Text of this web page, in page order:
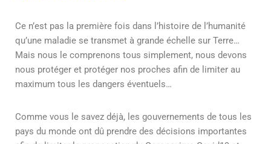
Ce n’est pas la première fois dans l’histoire de l’humanité
qu’une maladie se transmet à grande échelle sur Terre…
Mais nous le comprenons tous simplement, nous devons
nous protéger et protéger nos proches afin de limiter au
maximum tous les dangers éventuels…
Comme vous le savez déjà, les gouvernements de tous les
pays du monde ont dû prendre des décisions importantes